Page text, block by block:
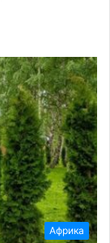
Африка